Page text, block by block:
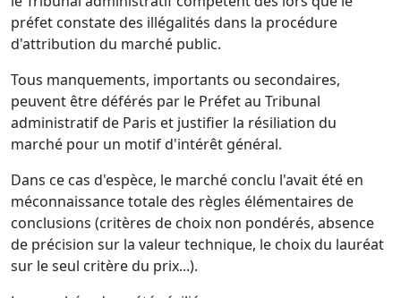
préfet constate des illégalités dans la procédure
d'attribution du marché public.
Tous manquements, importants ou secondaires,
peuvent être déférés par le Préfet au Tribunal
administratif de Paris et justifier la résiliation du
marché pour un motif d'intérêt général.
Dans ce cas d'espèce, le marché conclu l'avait été en
méconnaissance totale des règles élémentaires de
conclusions (critères de choix non pondérés, absence
de précision sur la valeur technique, le choix du lauréat
sur le seul critère du prix...).